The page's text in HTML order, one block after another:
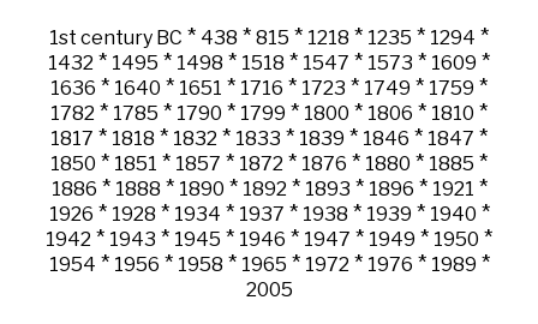
1st century BC * 438 * 815 * 1218 * 1235 * 1294 *
1432 * 1495 * 1498 * 1518 * 1547 * 1573 * 1609 *
1636 * 1640 * 1651 * 1716 * 1723 * 1749 * 1759 *
1782 * 1785 * 1790 * 1799 * 1800 * 1806 * 1810 *
1817 * 1818 * 1832 * 1833 * 1839 * 1846 * 1847 *
1850 * 1851 * 1857 * 1872 * 1876 * 1880 * 1885 *
1886 * 1888 * 1890 * 1892 * 1893 * 1896 * 1921 *
1926 * 1928 * 1934 * 1937 * 1938 * 1939 * 1940 *
1942 * 1943 * 1945 * 1946 * 1947 * 1949 * 1950 *
1954 * 1956 * 1958 * 1965 * 1972 * 1976 * 1989 *
2005